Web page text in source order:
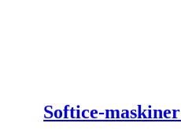
Softice-maskiner